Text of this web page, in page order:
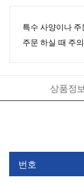
특수 사양이나
주문 하실 때 주
상품정보
번호